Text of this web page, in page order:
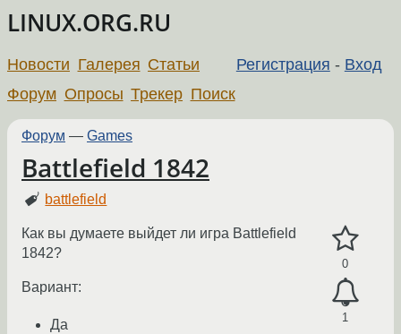
LINUX.ORG.RU
Регистрация - Вход
Новости Галерея Статьи
Форум Опросы Трекер Поиск
Форум — Games
Battlefield 1842
battlefield
0
1
Как вы думаете выйдет ли игра Battlefield
1842?
Вариант:
Да